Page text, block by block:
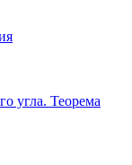
угла. Теорема